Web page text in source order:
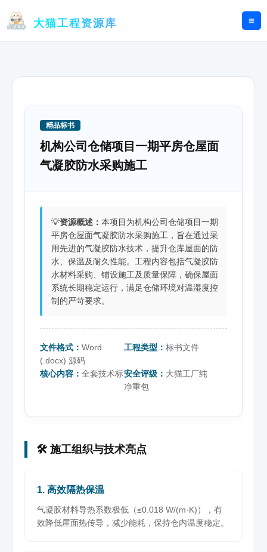
大猫工程资源库
精品标书
机构公司仓储项目一期平房仓屋面
气凝胶防水采购施工
💡资源概述： 本项目为机构公司仓储项目一期
平房仓屋面气凝胶防水采购施工，旨在通过采
用先进的气凝胶防水技术，提升仓库屋面的防
水、保温及耐久性能。工程内容包括气凝胶防
水材料采购、铺设施工及质量保障，确保屋面
系统长期稳定运行，满足仓储环境对温湿度控
制的严苛要求。
文件格式： Word
(.docx) 源码
工程类型：标书文件
核心内容： 全套技术标安全评级： 大猫工厂纯
净重包
🛠️ 施工组织与技术亮点
1. 高效隔热保温
气凝胶材料导热系数极低（≤0.018 W/(m·K)），有
效降低屋面热传导，减少能耗，保持仓内温度稳定。